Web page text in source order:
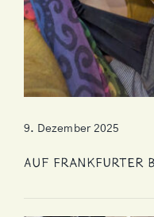
9. Dezember 2025
Auf Frankfurter